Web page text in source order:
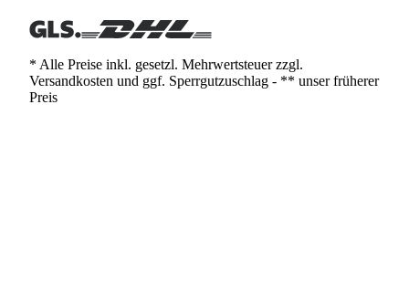
* Alle Preise inkl. gesetzl. Mehrwertsteuer zzgl.
Versandkosten und ggf. Sperrgutzuschlag - ** unser früherer
Preis